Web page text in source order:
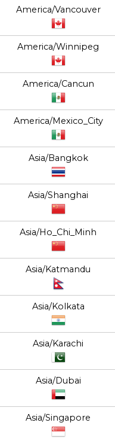
America/Vancouver
America/Winnipeg
America/Cancun
America/Mexico_City
Asia/Bangkok
Asia/Shanghai
Asia/Ho_Chi_Minh
Asia/Katmandu
Asia/Kolkata
Asia/Karachi
Asia/Dubai
Asia/Singapore